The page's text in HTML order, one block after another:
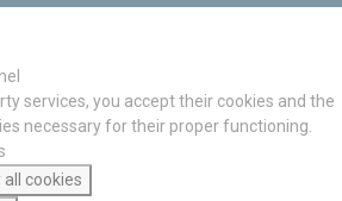
services, you accept their cookies and the
necessary for their proper functioning.
all cookies